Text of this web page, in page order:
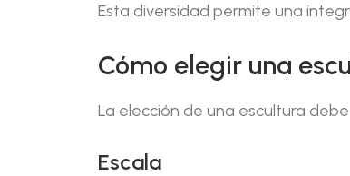
Esta diversidad permite una
Cómo elegir una
La elección de una escultura
Escala